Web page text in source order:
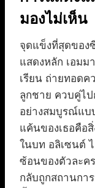
มองไม่เห็น
จุดแข็งที่สุดของ
แสดงหลัก เอมม
เรียน ถ่ายทอดค
ลูกชาย ควบคู่ไ
อย่างสมบูรณ์แบ
แค้นของเธอคือ
ในบท อลิเซนต์
ซ้อนของตัวละค
กลับถูกสถานกา